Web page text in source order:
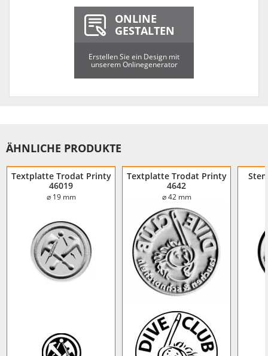
ONLINE
GESTALTEN
Erstellen Sie ein Design mit
unserem Onlinegenerator
ÄHNLICHE PRODUKTE
Textplatte Trodat Printy
46019
⌀ 19 mm
Textplatte Trodat Printy
4642
⌀ 42 mm